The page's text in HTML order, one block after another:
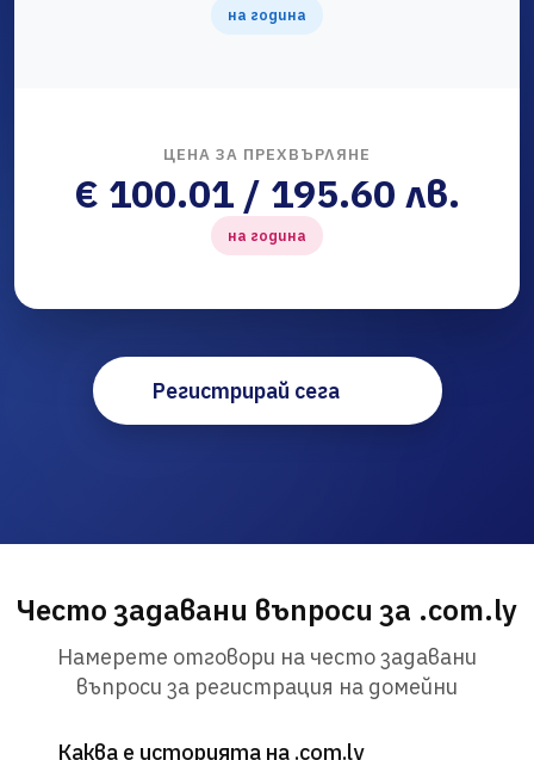
на година
ЦЕНА ЗА ПРЕХВЪРЛЯНЕ
€ 100.01 / 195.60 лв.
на година
Регистрирай сега
Често задавани въпроси за .com.ly
Намерете отговори на често задавани
въпроси за регистрация на домейни
Каква е историята на .com.ly